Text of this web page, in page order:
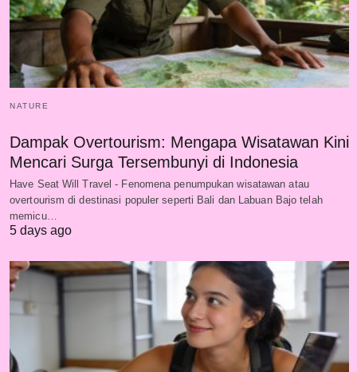
NATURE
Dampak Overtourism: Mengapa Wisatawan Kini
Mencari Surga Tersembunyi di Indonesia
Have Seat Will Travel - Fenomena penumpukan wisatawan atau
overtourism di destinasi populer seperti Bali dan Labuan Bajo telah
memicu…
5 days ago